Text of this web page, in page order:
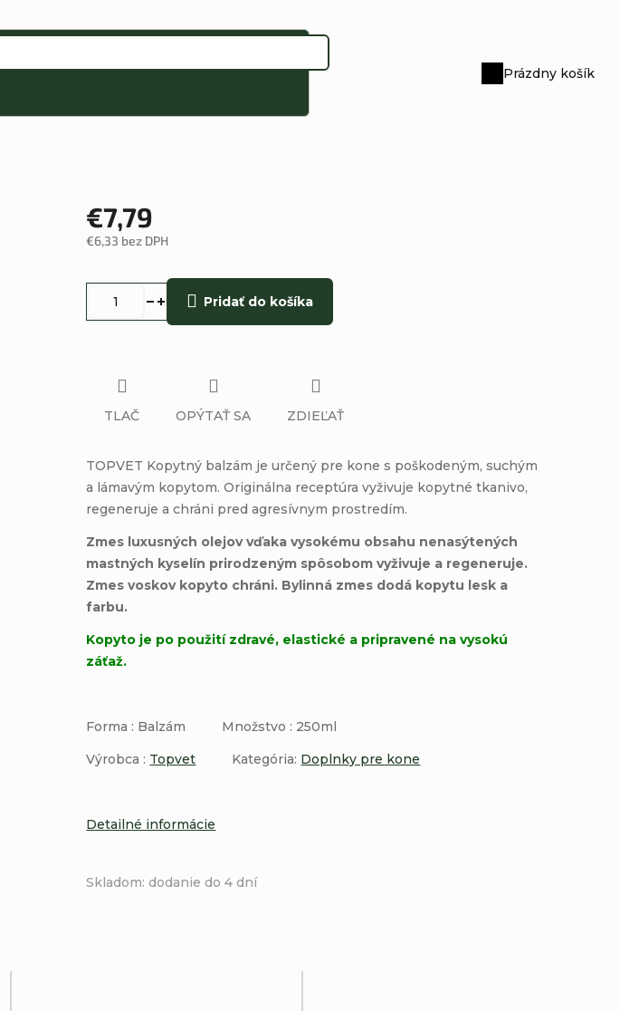
Nákupný
Prázdny košík
€7,79
€6,33 bez DPH
Skladom: dodanie do 4 dní
Pridať do košíka
TOPVET Kopytný balzám je určený pre kone s poškodeným, suchým
a lámavým kopytom. Originálna receptúra vyživuje kopytné tkanivo,
regeneruje a chráni pred agresívnym prostredím.
Zmes luxusných olejov vďaka vysokému obsahu nenasýtených
mastných kyselín prirodzeným spôsobom vyživuje a regeneruje.
Zmes voskov kopyto chráni. Bylinná zmes dodá kopytu lesk a
farbu.
Kopyto je po použití zdravé, elastické a pripravené na vysokú
záťaž.
Forma : Balzám Množstvo : 250ml
Výrobca : Topvet Kategória: Doplnky pre kone
Detailné informácie
TLAČ OPÝTAŤ SA ZDIEĽAŤ